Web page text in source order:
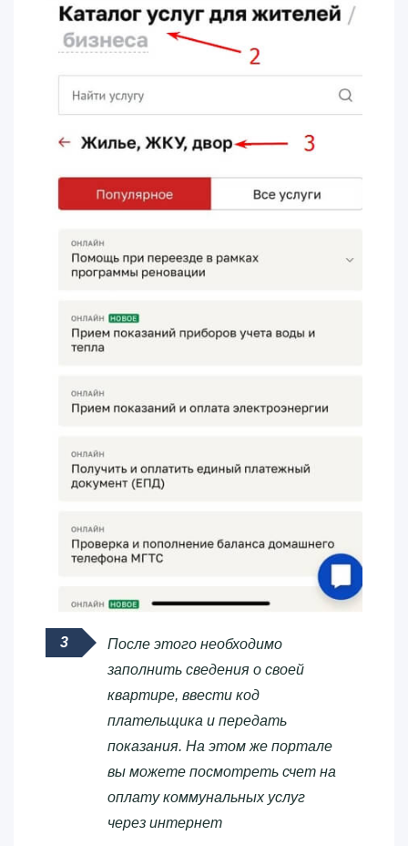
После этого необходимо
заполнить сведения о своей
квартире, ввести код
плательщика и передать
показания. На этом же портале
вы можете посмотреть счет на
оплату коммунальных услуг
через интернет